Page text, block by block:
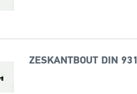
ZESKANTBOUT DIN